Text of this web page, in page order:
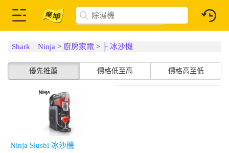
Shark｜Ninja > 廚房家電 > ├ 冰沙機
優先推薦 價格低至高 價格高至低
Ninja Slushi 冰沙機